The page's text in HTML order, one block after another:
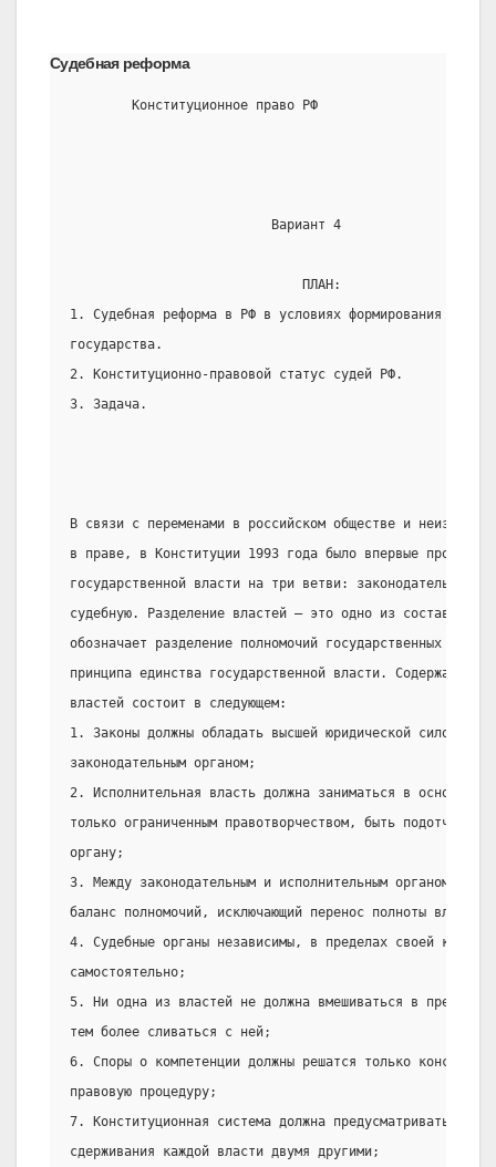
Судебная реформа
        Конституционное право РФ
                          Вариант 4
                              ПЛАН:
1. Судебная реформа в РФ в условиях формирования
государства.
2. Конституционно-правовой статус судей РФ.
3. Задача.
В связи с переменами в российском обществе и
в праве, в Конституции 1993 года было впервые
государственной власти на три ветви: законодательную,
судебную. Разделение властей — это одно из составных
обозначает разделение полномочий государственных
принципа единства государственной власти. Содержание
властей состоит в следующем:
1. Законы должны обладать высшей юридической силой и
законодательным органом;
2. Исполнительная власть должна заниматься в основном
только ограниченным правотворчеством, быть подотчетной
органу;
3. Между законодательным и исполнительным органом
баланс полномочий, исключающий перенос полноты власти
4. Судебные органы независимы, в пределах своей
самостоятельно;
5. Ни одна из властей не должна вмешиваться в
тем более сливаться с ней;
6. Споры о компетенции должны решатся только
правовую процедуру;
7. Конституционная система должна предусматривать
сдерживания каждой власти двумя другими;